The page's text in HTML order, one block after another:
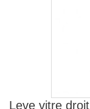
Leve vitre